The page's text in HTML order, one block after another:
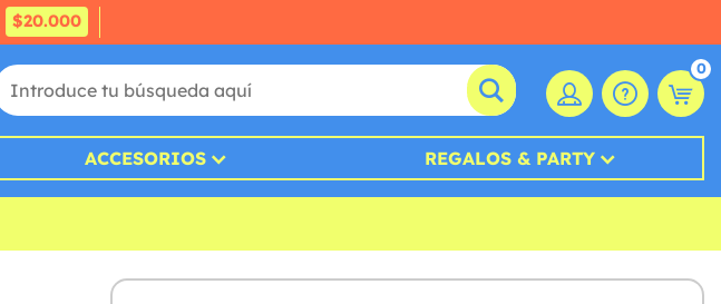
$20.000
0
ACCESORIOS REGALOS & PARTY